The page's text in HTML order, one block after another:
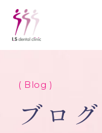
( Blog )
ブログ